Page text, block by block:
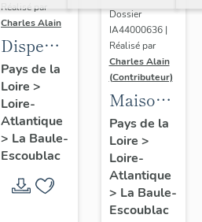
Réalisé par
Charles Alain
Dispensaire
dit
Fondation
la
Pérousse
puis
Dispensaire
d'hygiène
Pays de la
Loire >
Loire-
Atlantique
> La Baule-
Escoublac
Dossier
IA44000636 |
Réalisé par
Charles Alain
(Contributeur)
Maison
dite villa
balnéaire
Cybèle, 1
avenue
Hoëdic
Pays de la
Loire >
Loire-
Atlantique
> La Baule-
Escoublac